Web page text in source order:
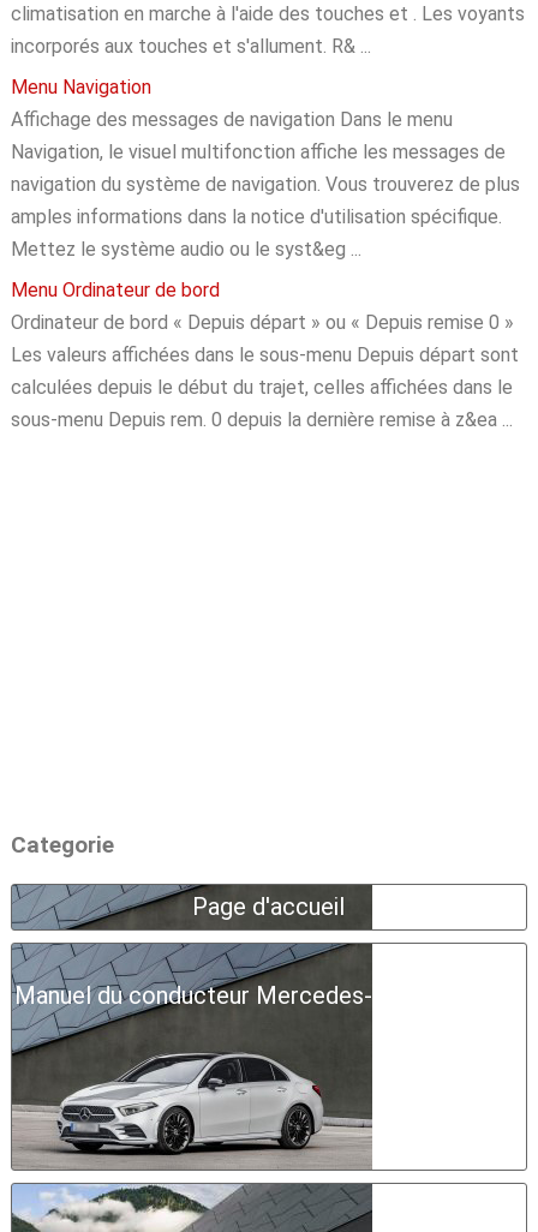
climatisation en marche à l'aide des touches et . Les voyants
incorporés aux touches et s'allument. R& ...
Menu Navigation
Affichage des messages de navigation Dans le menu
Navigation, le visuel multifonction affiche les messages de
navigation du système de navigation. Vous trouverez de plus
amples informations dans la notice d'utilisation spécifique.
Mettez le système audio ou le syst&eg ...
Menu Ordinateur de bord
Ordinateur de bord « Depuis départ » ou « Depuis remise 0 »
Les valeurs affichées dans le sous-menu Depuis départ sont
calculées depuis le début du trajet, celles affichées dans le
sous-menu Depuis rem. 0 depuis la dernière remise à z&ea ...
Categorie
Page d'accueil
Manuel du conducteur Mercedes-Benz Classe A